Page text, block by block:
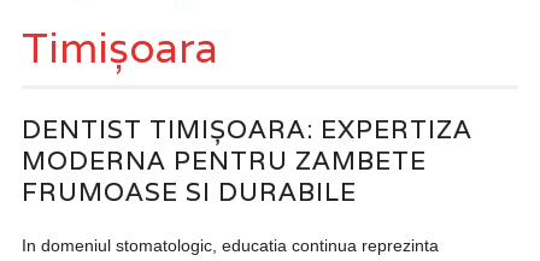
Timișoara
DENTIST TIMIȘOARA: EXPERTIZA
MODERNA PENTRU ZAMBETE
FRUMOASE SI DURABILE
In domeniul stomatologic, educatia continua reprezinta